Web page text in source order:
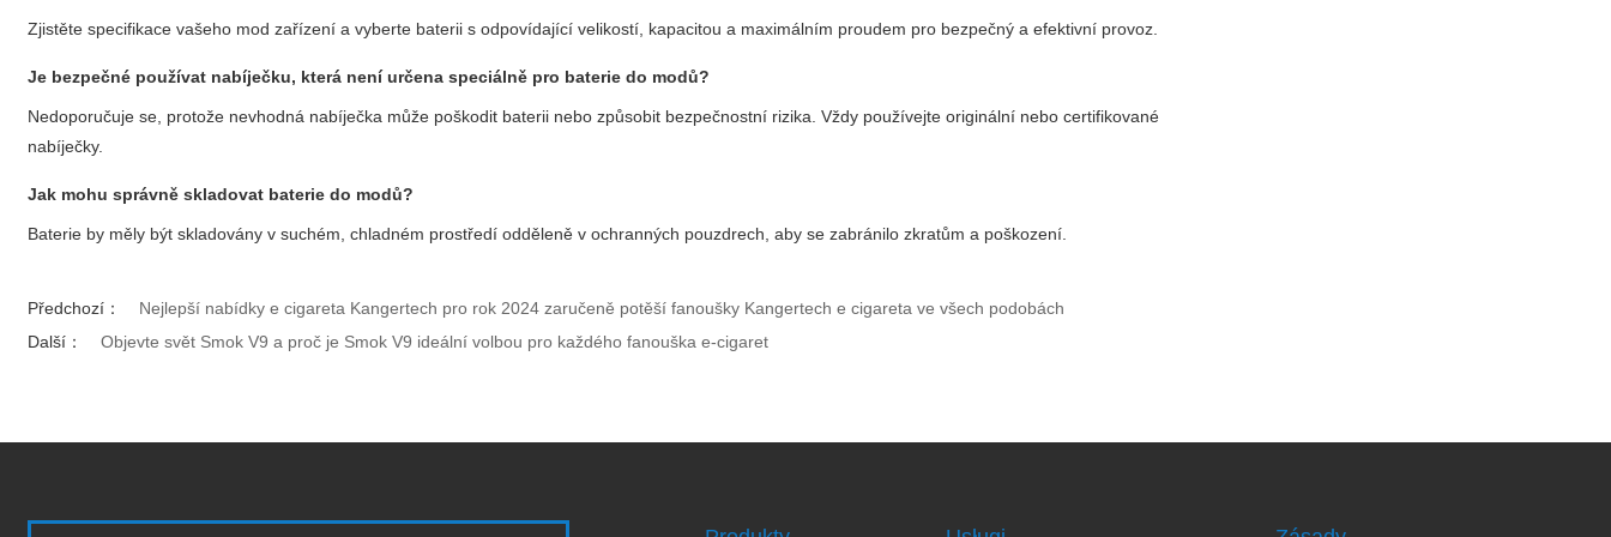
Zjistěte specifikace vašeho mod zařízení a vyberte baterii s odpovídající velikostí, kapacitou a maximálním proudem pro bezpečný a efektivní provoz.
Je bezpečné používat nabíječku, která není určena speciálně pro baterie do modů?
Nedoporučuje se, protože nevhodná nabíječka může poškodit baterii nebo způsobit bezpečnostní rizika. Vždy používejte originální nebo certifikované
nabíječky.
Jak mohu správně skladovat baterie do modů?
Baterie by měly být skladovány v suchém, chladném prostředí odděleně v ochranných pouzdrech, aby se zabránilo zkratům a poškození.
Předchozí：
Nejlepší nabídky e cigareta Kangertech pro rok 2024 zaručeně potěší fanoušky Kangertech e cigareta ve všech podobách
Další：
Objevte svět Smok V9 a proč je Smok V9 ideální volbou pro každého fanouška e-cigaret